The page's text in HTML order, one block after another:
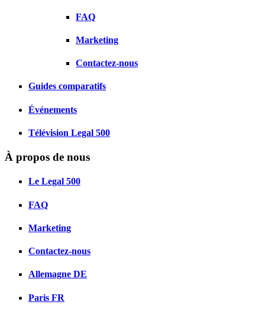
FAQ
Marketing
Contactez-nous
Guides comparatifs
Événements
Télévision Legal 500
À propos de nous
Le Legal 500
FAQ
Marketing
Contactez-nous
Allemagne DE
Paris FR